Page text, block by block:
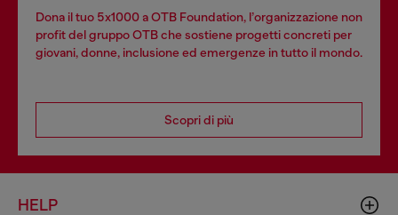
Dona il tuo 5x1000 a OTB Foundation, l’organizzazione non
profit del gruppo OTB che sostiene progetti concreti per
giovani, donne, inclusione ed emergenze in tutto il mondo.
Scopri di più
HELP